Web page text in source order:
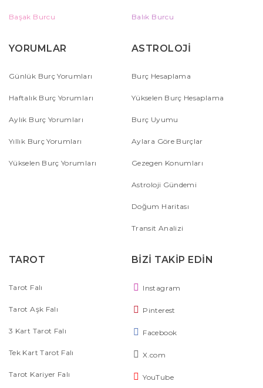
Başak Burcu Balık Burcu
YORUMLAR
Günlük Burç Yorumları
Haftalık Burç Yorumları
Aylık Burç Yorumları
Yıllık Burç Yorumları
Yükselen Burç Yorumları
ASTROLOJİ
Burç Hesaplama
Yükselen Burç Hesaplama
Burç Uyumu
Aylara Göre Burçlar
Gezegen Konumları
Astroloji Gündemi
Doğum Haritası
Transit Analizi
TAROT
Tarot Falı
Tarot Aşk Falı
3 Kart Tarot Falı
Tek Kart Tarot Falı
Tarot Kariyer Falı
BİZİ TAKİP EDİN
Instagram
Pinterest
Facebook
X.com
YouTube